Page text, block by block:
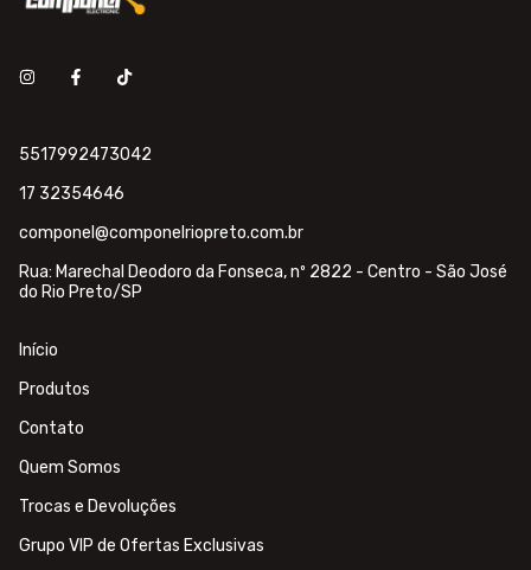
5517992473042
17 32354646
componel@componelriopreto.com.br
Rua: Marechal Deodoro da Fonseca, nº 2822 - Centro - São José
do Rio Preto/SP
Início
Produtos
Contato
Quem Somos
Trocas e Devoluções
Grupo VIP de Ofertas Exclusivas